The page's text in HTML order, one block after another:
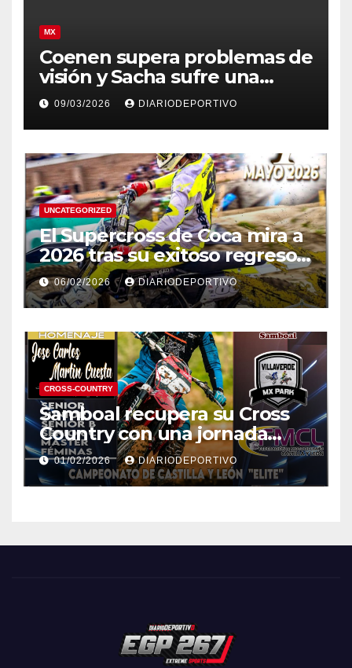
MX
Coenen supera problemas de
visión y Sacha sufre una
caída en Argentina
09/03/2026 DIARIODEPORTIVO
UNCATEGORIZED
El Supercross de Coca mira a
2026 tras su exitoso regreso
en 2024.
06/02/2026 DIARIODEPORTIVO
CROSS-COUNTRY
Samboal recupera su Cross
Country con una jornada
épica bajo la lluvia
01/02/2026 DIARIODEPORTIVO